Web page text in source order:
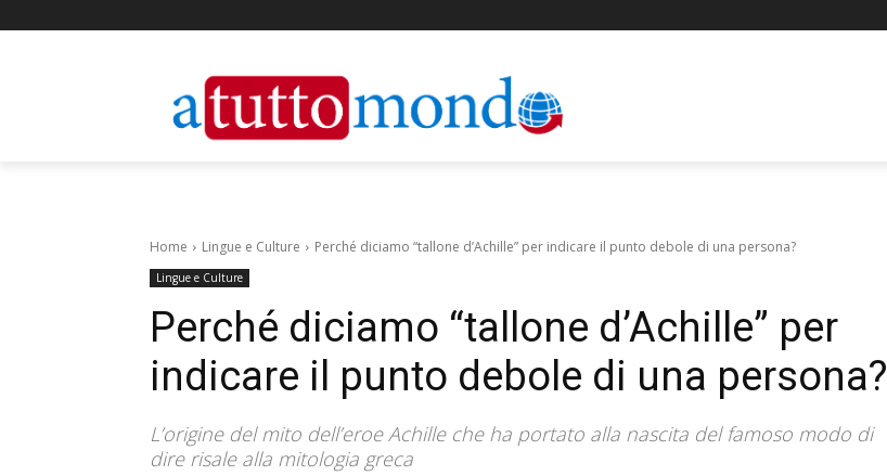
Home Lingue e Culture Perché diciamo “tallone d’Achille” per indicare il punto debole di una persona?
Lingue e Culture
Perché diciamo “tallone d’Achille” per
indicare il punto debole di una persona?
L’origine del mito dell’eroe Achille che ha portato alla nascita del famoso modo di
dire risale alla mitologia greca